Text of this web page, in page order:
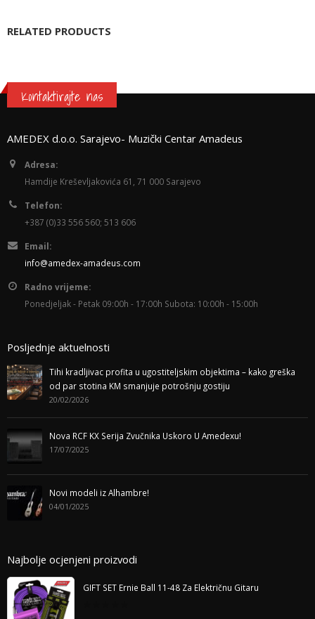
RELATED PRODUCTS
Kontaktirajte nas
AMEDEX d.o.o. Sarajevo- Muzički Centar Amadeus
Adresa:
Hamdije Kreševljakovića 61, 71 000 Sarajevo
Telefon:
+387 (0)33 556 560; 513 606
Email:
info@amedex-amadeus.com
Radno vrijeme:
Ponedjeljak - Petak 09:00h - 17:00h Subota: 10:00h - 15:00h
Posljednje aktuelnosti
Tihi kradljivac profita u ugostiteljskim objektima – kako greška
od par stotina KM smanjuje potrošnju gostiju
20/02/2026
Nova RCF KX Serija Zvučnika Uskoro U Amedexu!
17/07/2025
Novi modeli iz Alhambre!
04/01/2025
Najbolje ocjenjeni proizvodi
GIFT SET Ernie Ball 11-48 Za Električnu Gitaru